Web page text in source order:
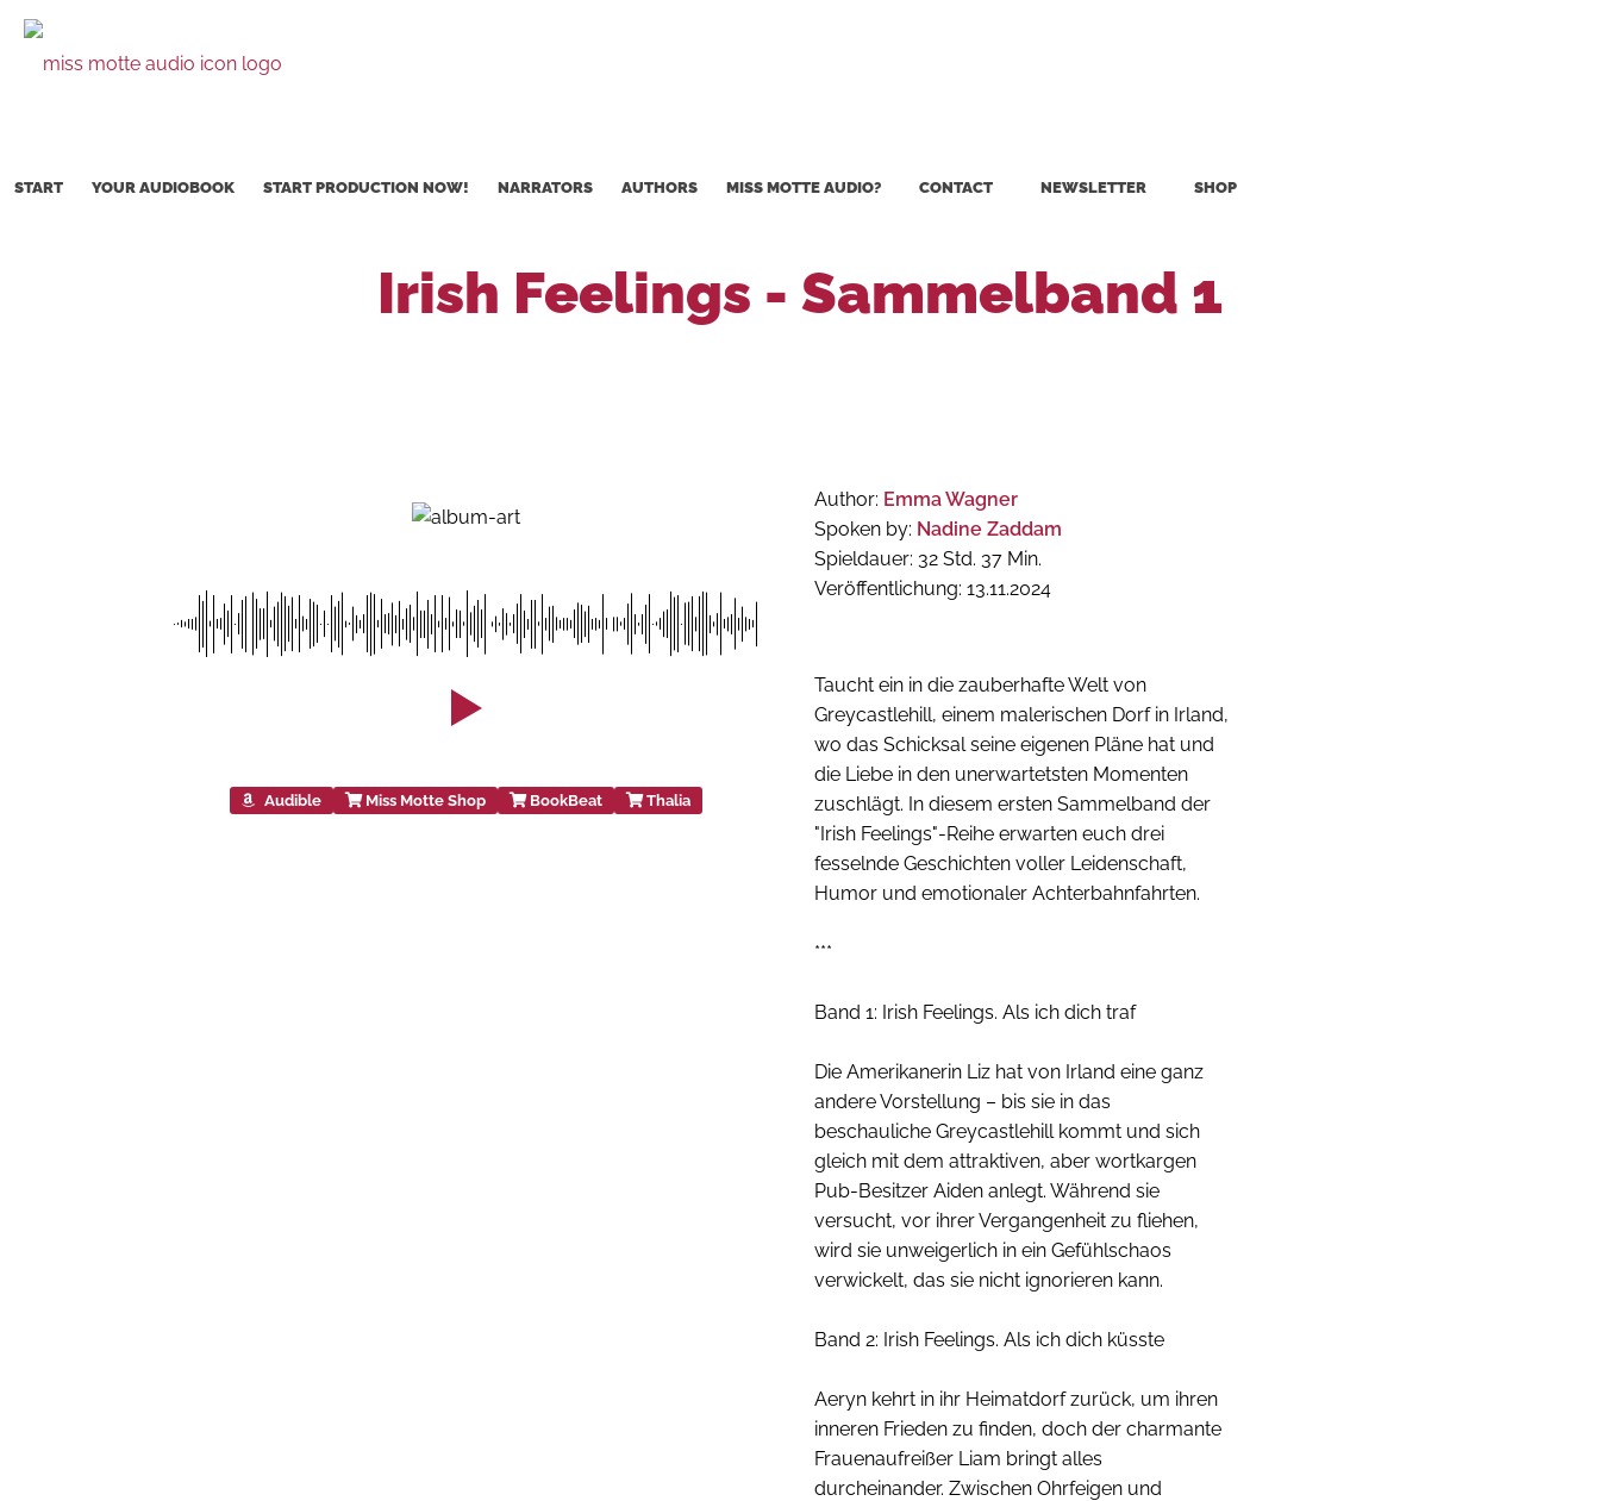
START YOUR AUDIOBOOK START PRODUCTION NOW! NARRATORS AUTHORS MISS MOTTE AUDIO? CONTACT NEWSLETTER SHOP
Irish Feelings - Sammelband 1
Audible Miss Motte Shop BookBeat Thalia
Author: Emma Wagner
Spoken by: Nadine Zaddam
Spieldauer: 32 Std. 37 Min.
Veröffentlichung: 13.11.2024
Taucht ein in die zauberhafte Welt von
Greycastlehill, einem malerischen Dorf in Irland,
wo das Schicksal seine eigenen Pläne hat und
die Liebe in den unerwartetsten Momenten
zuschlägt. In diesem ersten Sammelband der
"Irish Feelings"-Reihe erwarten euch drei
fesselnde Geschichten voller Leidenschaft,
Humor und emotionaler Achterbahnfahrten.
***
Band 1: Irish Feelings. Als ich dich traf
Die Amerikanerin Liz hat von Irland eine ganz
andere Vorstellung – bis sie in das
beschauliche Greycastlehill kommt und sich
gleich mit dem attraktiven, aber wortkargen
Pub-Besitzer Aiden anlegt. Während sie
versucht, vor ihrer Vergangenheit zu fliehen,
wird sie unweigerlich in ein Gefühlschaos
verwickelt, das sie nicht ignorieren kann.
Band 2: Irish Feelings. Als ich dich küsste
Aeryn kehrt in ihr Heimatdorf zurück, um ihren
inneren Frieden zu finden, doch der charmante
Frauenaufreißer Liam bringt alles
durcheinander. Zwischen Ohrfeigen und